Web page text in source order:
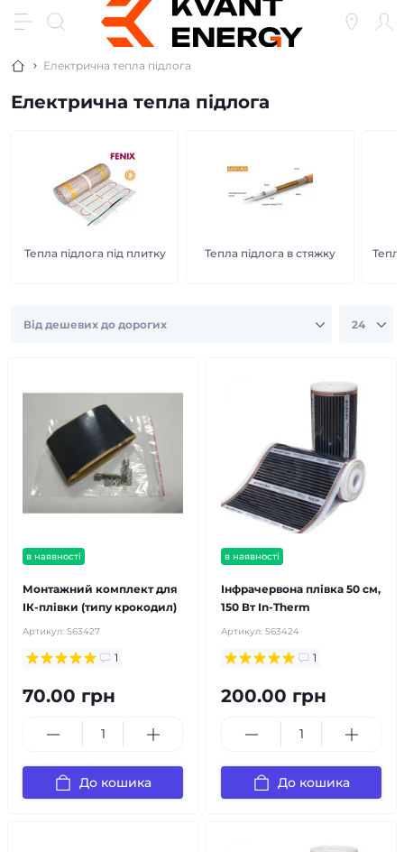
Електрична тепла підлога
Електрична тепла підлога
Тепла підлога під плитку Тепла підлога в стяжку
в наявності
Монтажний комплект для
ІК-плівки (типу крокодил)
Артикул: 563427
1
70.00 грн
До кошика
в наявності
Інфрачервона плівка 50 см,
150 Вт In-Therm
Артикул: 563424
1
200.00 грн
До кошика